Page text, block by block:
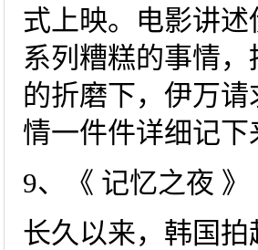
式上映。电影讲
系列糟糕的事情
的折磨下，伊万
情一件件详细记
9、《 记忆之夜 》
长久以来，韩国